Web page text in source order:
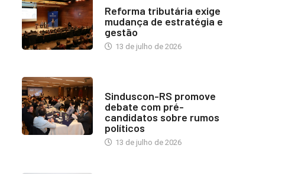
Reforma tributária exige
mudança de estratégia e
gestão
13 de julho de 2026
Sinduscon-RS promove
debate com pré-
candidatos sobre rumos
políticos
13 de julho de 2026